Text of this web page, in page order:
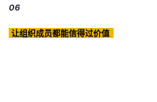
06
让组织成员都能信得过价值